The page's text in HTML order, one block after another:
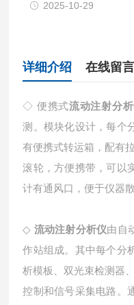
2025-10-29
详细介绍 在线留言
◇ 便携式流动注射分
测。模块化设计，每个
有便携式转运箱，配有
滚轮，方便携带，可以
计有通风口，便于仪器
◇ 流动注射分析仪由自
作站组成。其中每个分
析模板、双光束检测器
控制和信号采集电路。